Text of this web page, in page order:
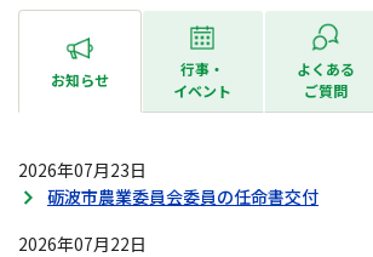
お知らせ
行事・
イベント
よくある
ご質問
2026年07月23日
砺波市農業委員会委員の任命書交付
2026年07月22日